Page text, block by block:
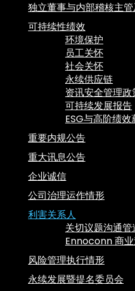
独立董事与内部稽核主
可持续性绩效
环境保护
员工关怀
社会关怀
永续供应链
资讯安全管理政
可持续发展报告
ESG与高阶绩效
重要内规公告
重大讯息公告
企业诚信
公司治理运作情形
利害关系人
关切议题沟通管
Ennoconn 商
风险管理执行情形
永续发展暨提名委员会